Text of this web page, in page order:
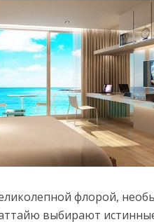
флорой,
выбирают